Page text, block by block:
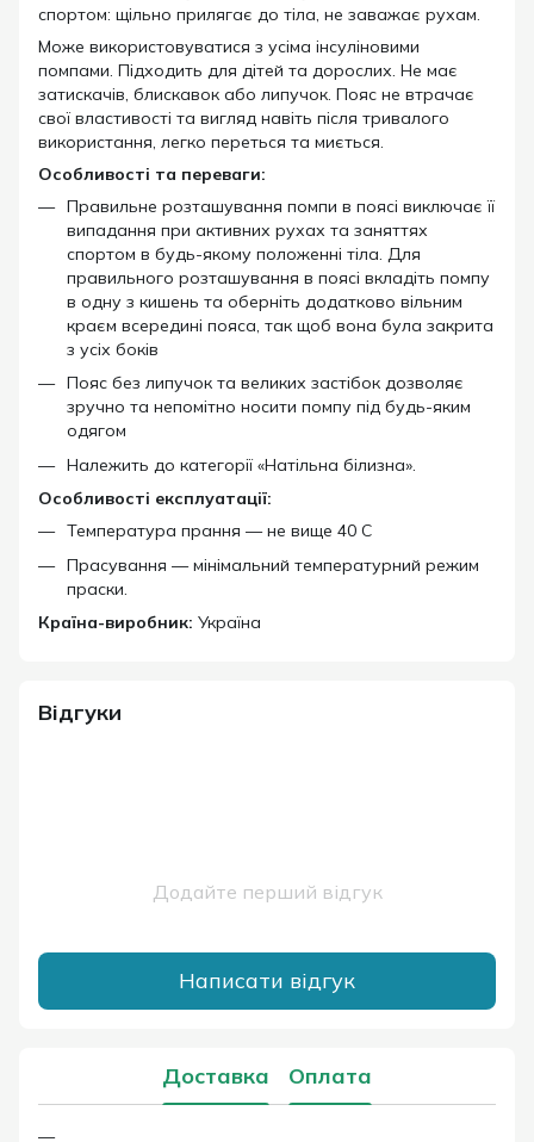
спортом: щільно прилягає до тіла, не заважає рухам.
Може використовуватися з усіма інсуліновими
помпами. Підходить для дітей та дорослих. Не має
затискачів, блискавок або липучок. Пояс не втрачає
свої властивості та вигляд навіть після тривалого
використання, легко переться та миється.
Особливості та переваги:
Правильне розташування помпи в поясі виключає її
випадання при активних рухах та заняттях
спортом в будь-якому положенні тіла. Для
правильного розташування в поясі вкладіть помпу
в одну з кишень та оберніть додатково вільним
краєм всередині пояса, так щоб вона була закрита
з усіх боків
Пояс без липучок та великих застібок дозволяє
зручно та непомітно носити помпу під будь-яким
одягом
Належить до категорії «Натільна білизна».
Особливості експлуатації:
Температура прання — не вище 40 С
Прасування — мінімальний температурний режим
праски.
Країна-виробник: Україна
Відгуки
Додайте перший відгук
Написати відгук
Доставка Оплата